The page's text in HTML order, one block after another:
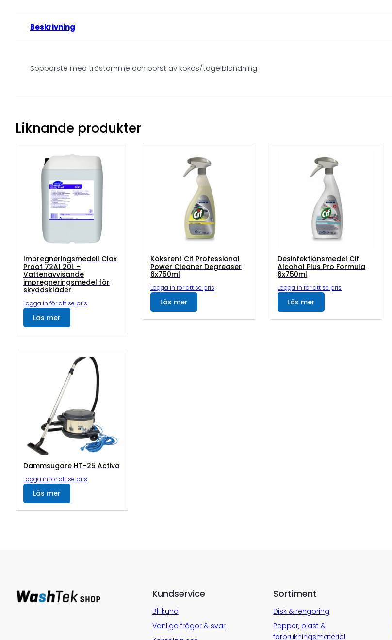
Beskrivning
Sopborste med trästomme och borst av kokos/tagelblandning.
Liknande produkter
Impregneringsmedell Clax
Proof 72A1 20L –
Vattenavvisande
impregneringsmedel för
skyddskläder
Logga in för att se pris
Läs mer
Köksrent Cif Professional
Power Cleaner Degreaser
6x750ml
Logga in för att se pris
Läs mer
Desinfektionsmedel Cif
Alcohol Plus Pro Formula
6x750ml
Logga in för att se pris
Läs mer
Dammsugare HT-25 Activa
Logga in för att se pris
Läs mer
Kundservice
Bli kund
Vanliga frågor & svar
Sortiment
Disk & rengöring
Papper, plast &
förbrukningsmaterial